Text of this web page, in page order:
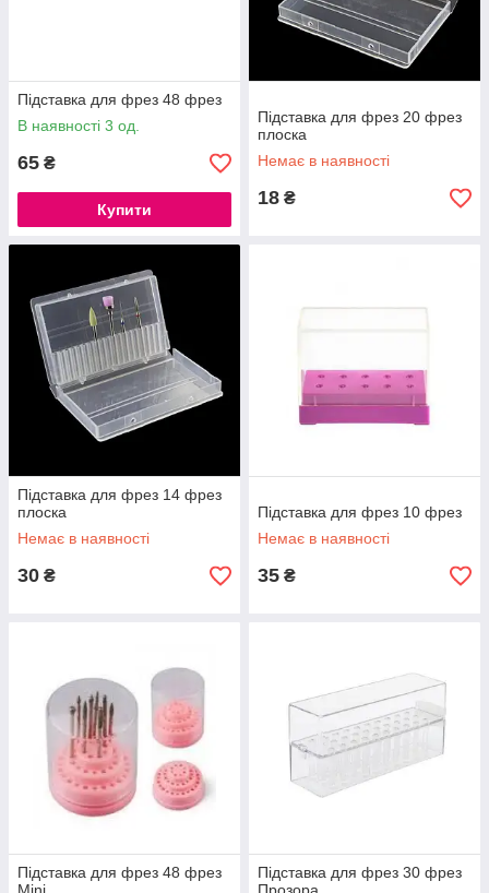
Підставка для фрез 48 фрез
В наявності 3 од.
65 ₴
Купити
Підставка для фрез 20 фрез
плоска
Немає в наявності
18 ₴
Підставка для фрез 14 фрез
плоска
Немає в наявності
30 ₴
Підставка для фрез 10 фрез
Немає в наявності
35 ₴
Підставка для фрез 48 фрез
Підставка для фрез 30 фрез